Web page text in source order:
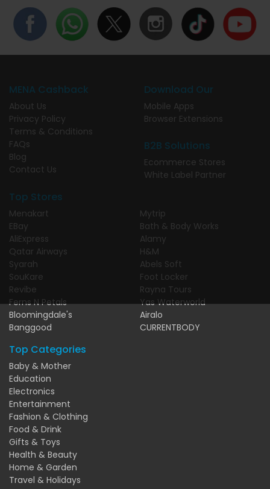
MENA Cashback
About Us
Privacy Policy
Terms & Conditions
FAQs
Blog
Contact Us
Download Our
Mobile Apps
Browser Extensions
B2B Solutions
Ecommerce Stores
White Label Partner
Top Stores
Menakart
EBay
AliExpress
Qatar Airways
Syarah
SouKare
Revibe
Ferns N Petals
Bloomingdale's
Banggood
Mytrip
Bath & Body Works
Alamy
H&M
Abels Soft
Foot Locker
Rayna Tours
Yas Waterworld
Airalo
CURRENTBODY
Top Categories
Baby & Mother
Education
Electronics
Entertainment
Fashion & Clothing
Food & Drink
Gifts & Toys
Health & Beauty
Home & Garden
Travel & Holidays